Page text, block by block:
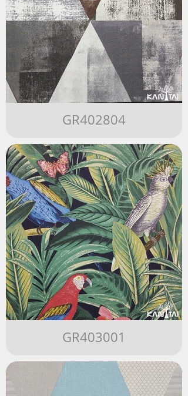
GR402804
GR403001